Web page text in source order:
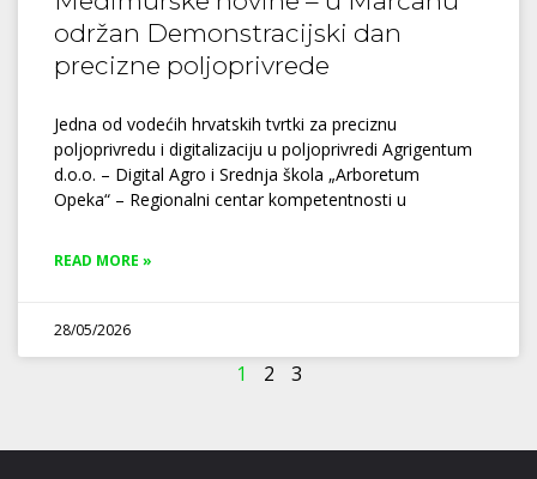
održan Demonstracijski dan
precizne poljoprivrede
Jedna od vodećih hrvatskih tvrtki za preciznu
poljoprivredu i digitalizaciju u poljoprivredi Agrigentum
d.o.o. – Digital Agro i Srednja škola „Arboretum
Opeka“ – Regionalni centar kompetentnosti u
READ MORE »
28/05/2026
1 2 3